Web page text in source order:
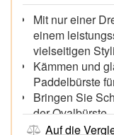
Mit nur einer
einem
vielseitigen
Kämmen und
Paddelbürste
Bringen Sie
der
Perfektionieren
Auf die